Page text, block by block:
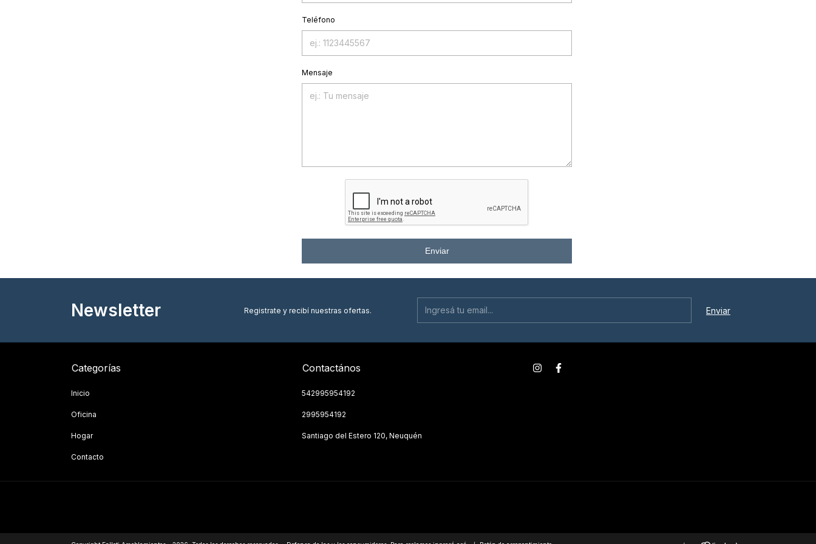
Teléfono
Mensaje
Enviar
Newsletter Registrate y recibí nuestras ofertas.
Categorías
Inicio
Oficina
Hogar
Contacto
Contactános
542995954192
2995954192
Santiago del Estero 120, Neuquén